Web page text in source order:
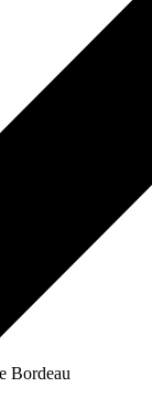
Bordeau